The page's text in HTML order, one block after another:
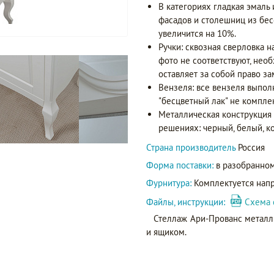
В категориях гладкая
фасадов и столешниц из
увеличится на 10%.
Ручки: сквозная сверловка
фото не соответствуют,
оставляет за собой право
Вензеля: все вензеля
"бесцветный лак" не
Металлическая
решениях: черный, белый,
Страна производитель Россия
Форма поставки: в
Фурнитура: Комплектуется
Файлы, инструкции:
Схема
Стеллаж Ари-Прованс
и ящиком.